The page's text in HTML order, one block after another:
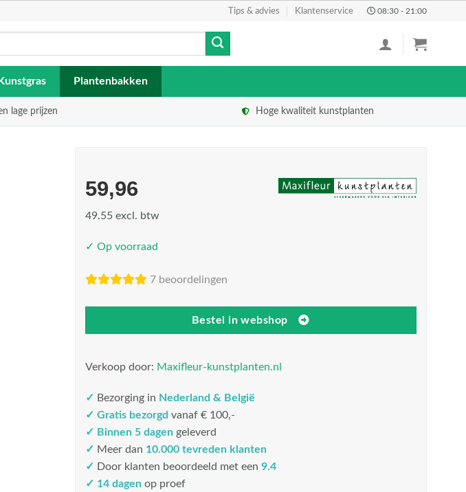
Tips & advies Klantenservice 08:30 - 21:00
Kunstgras Plantenbakken
lage prijzen Hoge kwaliteit kunstplanten
59,96
49.55 excl. btw
✓ Op voorraad
7 beoordelingen
Bestel in webshop
Verkoop door: Maxifleur-kunstplanten.nl
✓ Bezorging in Nederland & België
✓ Gratis bezorgd vanaf € 100,-
✓ Binnen 5 dagengeleverd
✓ Meer dan 10.000 tevreden klanten
✓ Door klanten beoordeeld met een 9.4
✓ 14 dagenop proef